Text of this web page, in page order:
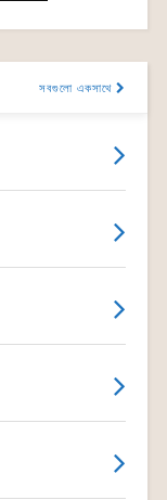
সবগুলো একসাথে